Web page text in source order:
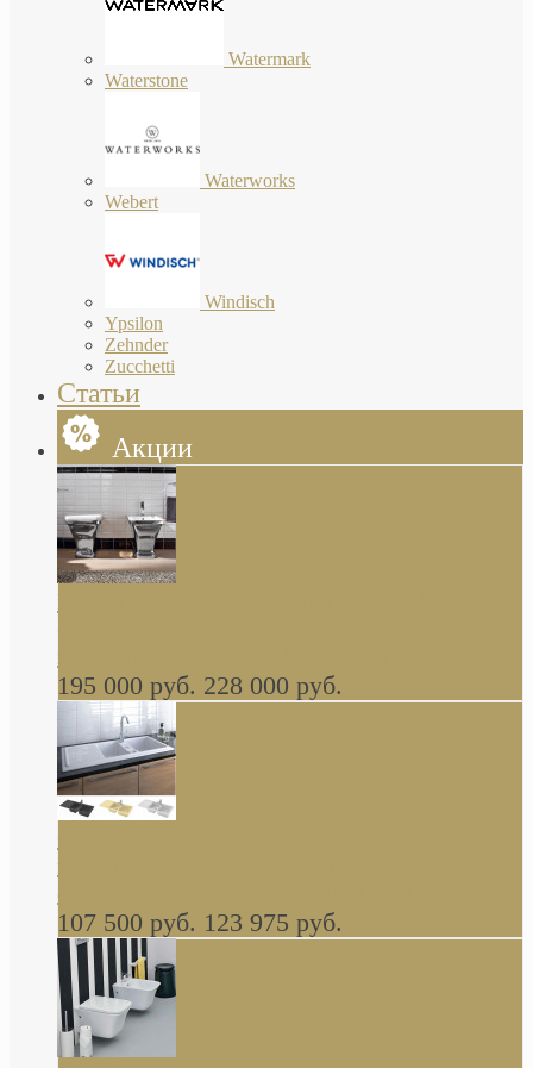
Watermark
Waterstone
Waterworks
Webert
Windisch
Ypsilon
Zehnder
Zucchetti
Статьи
Акции
Butterfly Scarabeo КОМПЛЕКТ санфаянса
глянцевая платина В НАЛИЧИИ
195 000 руб. 228 000 руб.
керамическая мойка 1160 x 510 мм белая,
серая, черная, бежевая В НАЛИЧИИ
107 500 руб. 123 975 руб.